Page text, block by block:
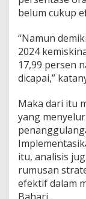
belum cukup
“Namun
2024
17,99 persen
dicapai,”
Maka dari itu
yang
itu, analisis
rumusan
efektif dalam